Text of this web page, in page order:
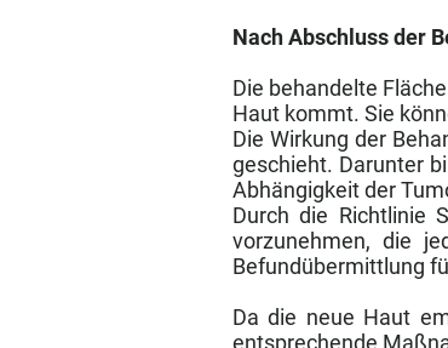
Nach Abschluss der
Die behandelte
Haut kommt. Sie
Die Wirkung der
geschieht. Darunter
Abhängigkeit der
Durch die Richtlinie
vorzunehmen, die
Befundübermittlung
Da die neue Haut
entsprechende